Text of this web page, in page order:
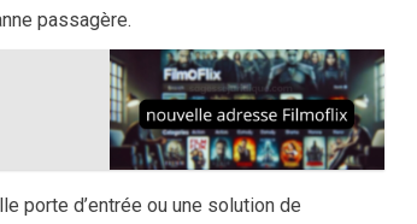
passagère.
porte d’entrée ou une solution de